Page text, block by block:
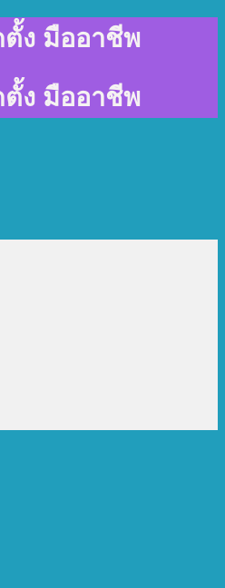
ง มืออาชีพ
ง มืออาชีพ